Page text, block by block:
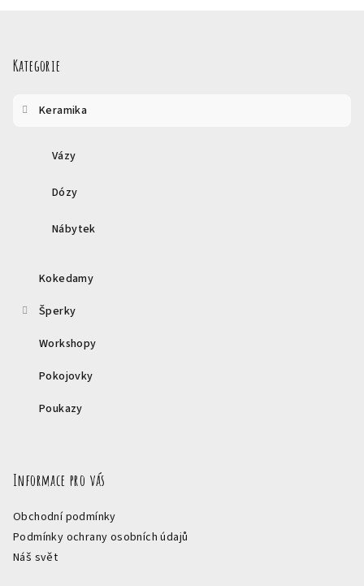
Kategorie
Keramika
Vázy
Dózy
Nábytek
Kokedamy
Šperky
Workshopy
Pokojovky
Poukazy
Informace pro vás
Obchodní podmínky
Podmínky ochrany osobních údajů
Náš svět